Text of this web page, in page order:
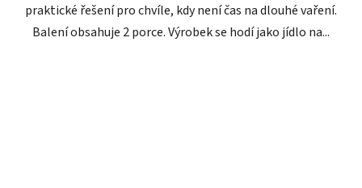
praktické řešení pro chvíle, kdy není čas na dlouhé vaření.
Balení obsahuje 2 porce. Výrobek se hodí jako jídlo na...